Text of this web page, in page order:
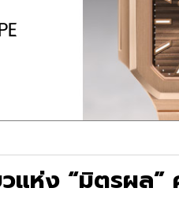
แห่ง “มิตรผล